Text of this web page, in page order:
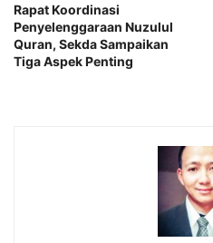
Rapat Koordinasi
Penyelenggaraan Nuzulul
Quran, Sekda Sampaikan
Tiga Aspek Penting